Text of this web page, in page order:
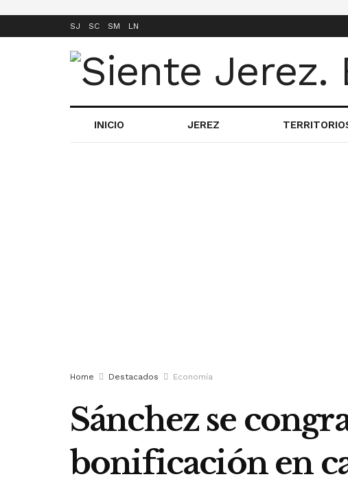
SJ SC SM LN
INICIO JEREZ
Home Destacados Economía
Sánchez se
bonificación en